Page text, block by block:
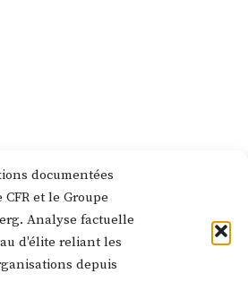
documentées
et le Groupe
Analyse factuelle
d'élite reliant les
depuis